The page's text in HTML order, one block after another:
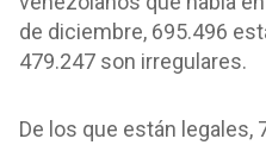
de diciembre, 695.496
479.247 son irregulares.
De los que están legales,